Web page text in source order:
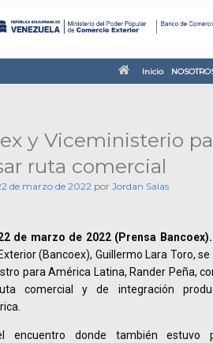
Inicio
y Viceministerio
ruta comercial
de marzo de 2022 por Jordan Salas
de marzo de 2022 (Prensa
(Bancoex), Guillermo Lara Toro,
para América Latina, Rander Peña,
comercial y de integración
encuentro donde también